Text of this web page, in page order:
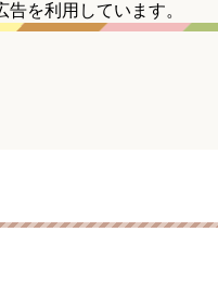
を利用しています。